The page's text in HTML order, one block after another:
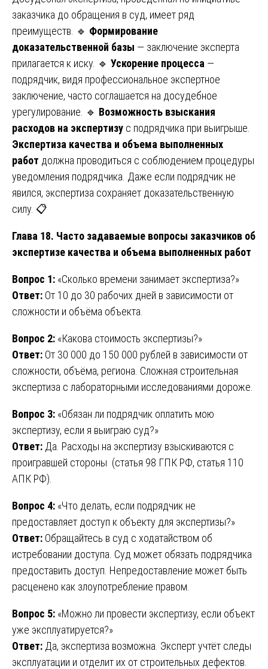
заказчика до обращения в суд, имеет ряд
преимуществ. 🔹 Формирование
доказательственной базы — заключение эксперта
прилагается к иску. 🔹 Ускорение процесса —
подрядчик, видя профессиональное экспертное
заключение, часто соглашается на досудебное
урегулирование. 🔹 Возможность взыскания
расходов на экспертизу с подрядчика при выигрыше.
Экспертиза качества и объема выполненных
работ должна проводиться с соблюдением процедуры
уведомления подрядчика. Даже если подрядчик не
явился, экспертиза сохраняет доказательственную
силу. 📋
Глава 18. Часто задаваемые вопросы заказчиков об
экспертизе качества и объема выполненных работ
Вопрос 1: «Сколько времени занимает экспертиза?»
Ответ: От 10 до 30 рабочих дней в зависимости от
сложности и объёма объекта.
Вопрос 2: «Какова стоимость экспертизы?»
Ответ: От 30 000 до 150 000 рублей в зависимости от
сложности, объёма, региона. Сложная строительная
экспертиза с лабораторными исследованиями дороже.
Вопрос 3: «Обязан ли подрядчик оплатить мою
экспертизу, если я выиграю суд?»
Ответ: Да. Расходы на экспертизу взыскиваются с
проигравшей стороны (статья 98 ГПК РФ, статья 110
АПК РФ).
Вопрос 4: «Что делать, если подрядчик не
предоставляет доступ к объекту для экспертизы?»
Ответ: Обращайтесь в суд с ходатайством об
истребовании доступа. Суд может обязать подрядчика
предоставить доступ. Непредоставление может быть
расценено как злоупотребление правом.
Вопрос 5: «Можно ли провести экспертизу, если объект
уже эксплуатируется?»
Ответ: Да, экспертиза возможна. Эксперт учтёт следы
эксплуатации и отделит их от строительных дефектов.